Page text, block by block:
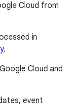
Cloud from
in
.
Cloud and
event